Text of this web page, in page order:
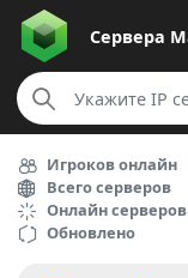
Сервера
Игроков онлайн
Всего серверов
Онлайн серверов
Обновлено